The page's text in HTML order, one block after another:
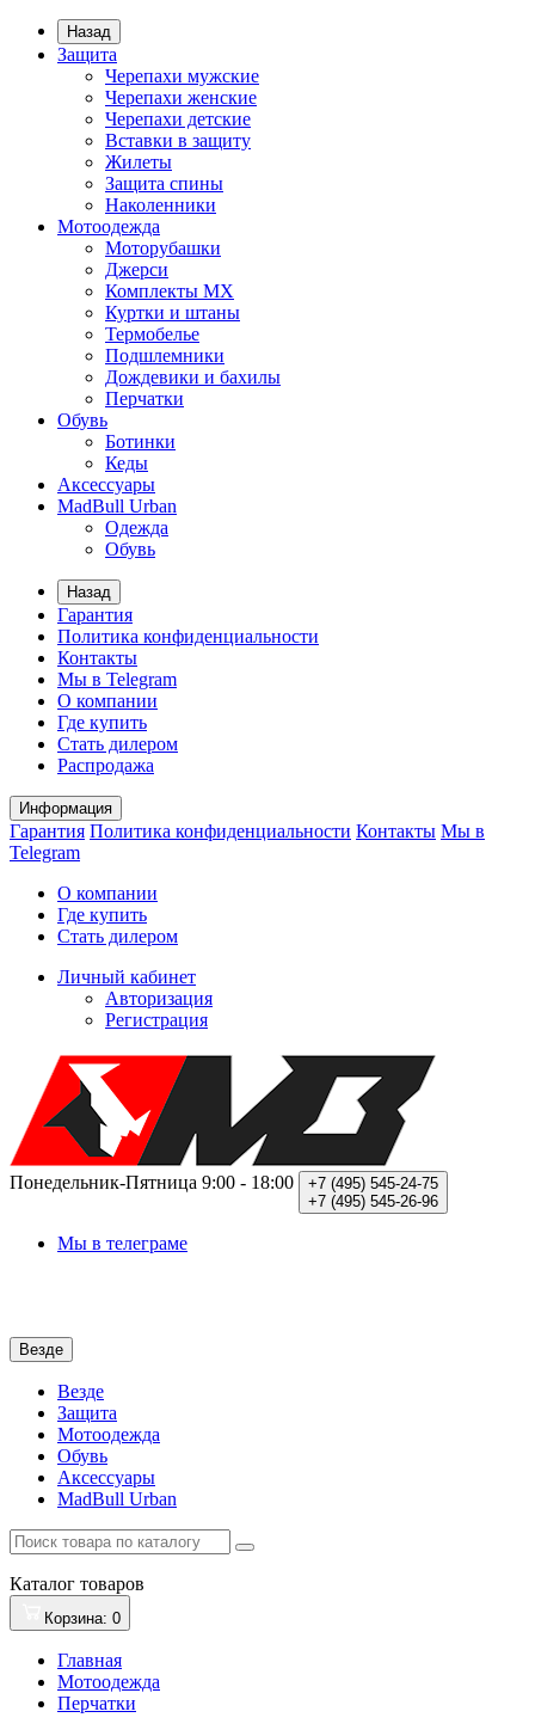
Назад
Защита
Черепахи мужские
Черепахи женские
Черепахи детские
Вставки в защиту
Жилеты
Защита спины
Наколенники
Мотоодежда
Моторубашки
Джерси
Комплекты MX
Куртки и штаны
Термобелье
Подшлемники
Дождевики и бахилы
Перчатки
Обувь
Ботинки
Кеды
Аксессуары
MadBull Urban
Одежда
Обувь
Назад
Гарантия
Политика конфиденциальности
Контакты
Мы в Telegram
О компании
Где купить
Стать дилером
Распродажа
Информация
Гарантия Политика конфиденциальности Контакты Мы в
Telegram
О компании
Где купить
Стать дилером
Личный кабинет
Авторизация
Регистрация
Понедельник-Пятница 9:00 - 18:00 +7 (495) 545-24-75
+7 (495) 545-26-96
Мы в телеграме
Везде
Везде
Защита
Мотоодежда
Обувь
Аксессуары
MadBull Urban
Каталог товаров
Корзина: 0
Главная
Мотоодежда
Перчатки